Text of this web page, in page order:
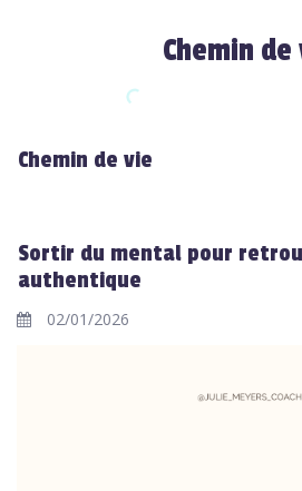
Chemin de
Chemin de vie
Sortir du mental pour
authentique
02/01/2026